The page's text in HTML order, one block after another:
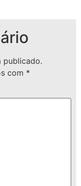
publicado.
com *